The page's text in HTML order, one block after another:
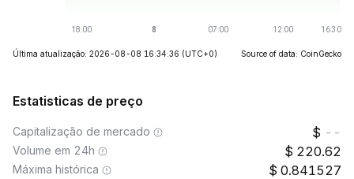
Última atualização: 2026-08-08 16:34:36 (UTC+0) Source of data: CoinGecko
Estatisticas de preço
Capitalização de mercado --
Volume em 24h 220.62
Máxima histórica 0.841527